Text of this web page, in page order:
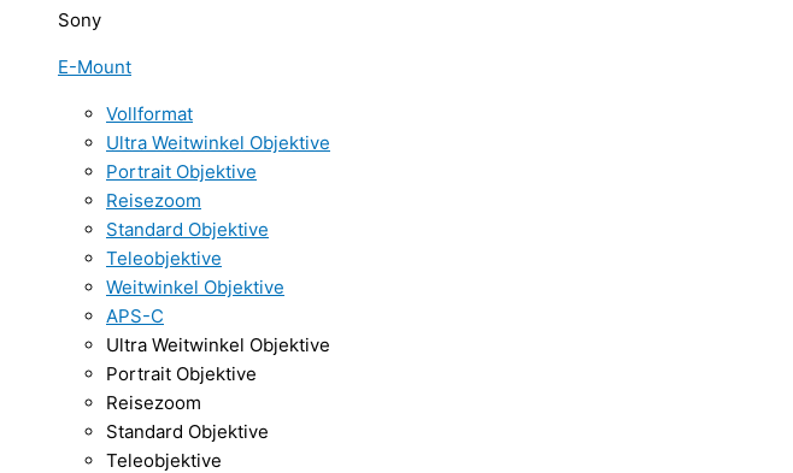
Sony
E-Mount
Vollformat
Ultra Weitwinkel Objektive
Portrait Objektive
Reisezoom
Standard Objektive
Teleobjektive
Weitwinkel Objektive
APS-C
Ultra Weitwinkel Objektive
Portrait Objektive
Reisezoom
Standard Objektive
Teleobjektive